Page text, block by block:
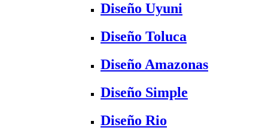
Diseño Uyuni
Diseño Toluca
Diseño Amazonas
Diseño Simple
Diseño Rio